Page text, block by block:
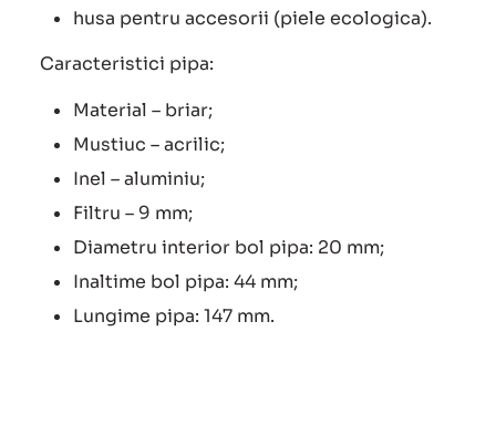
husa pentru accesorii (piele ecologica).
Caracteristici pipa:
Material – briar;
Mustiuc – acrilic;
Inel – aluminiu;
Filtru – 9 mm;
Diametru interior bol pipa: 20 mm;
Inaltime bol pipa: 44 mm;
Lungime pipa: 147 mm.